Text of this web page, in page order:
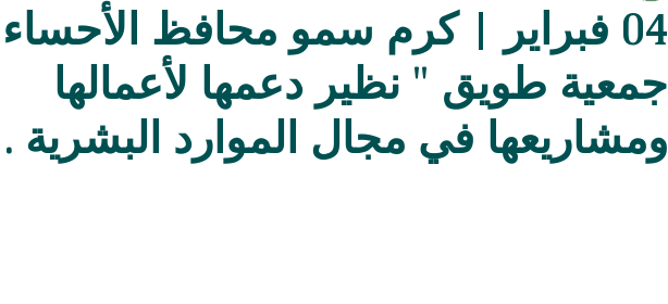
04 فبراير | كرم سمو محافظ
جمعية طويق " نظير دعمها لأعمالها
ومشاريعها في مجال الموارد البشرية .